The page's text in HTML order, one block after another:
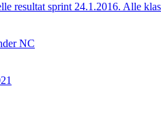
resultat sprint 24.1.2016. Alle
NC